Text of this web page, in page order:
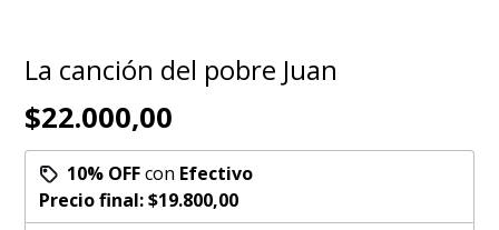
La canción del pobre Juan
$22.000,00
10% OFFcon Efectivo
Precio final:$19.800,00